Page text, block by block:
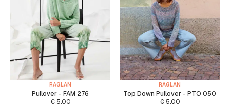
RAGLAN
Pullover - FAM 276
€5.00
RAGLAN
Top Down Pullover - PTO 050
€5.00